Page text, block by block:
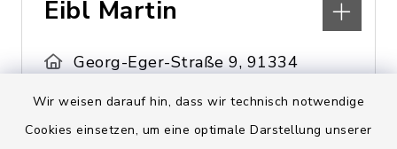
Wir weisen darauf hin, dass wir technisch notwendige
Cookies einsetzen, um eine optimale Darstellung unserer
Eibl Martin
Georg-Eger-Straße 9, 91334